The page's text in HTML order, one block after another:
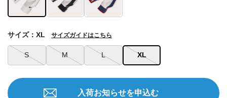
S M L XL
サイズ：XL サイズガイドはこちら
入荷お知らせを申込む